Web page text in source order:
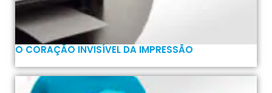
O CORAÇÃO INVISÍVEL DA IMPRESSÃO